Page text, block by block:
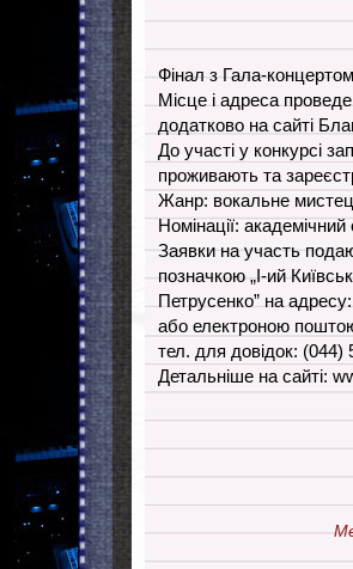
Фінал з Гала-
Місце і адреса
додатково на сайті
До участі у конкурсі
проживають та
Жанр: вокальне
Номінації: академічний
Заявки на участь
позначкою „І-ий
Петрусенко” на
або електроною
тел. для довідок: (044)
Детальніше на сайті: